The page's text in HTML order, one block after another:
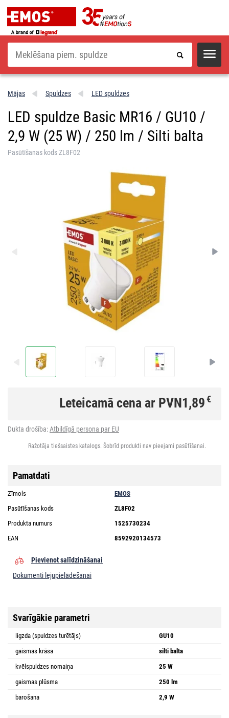
Meklēšana
Mājas Spuldzes LED spuldzes
LED spuldze Basic MR16 / GU10 /
2,9 W (25 W) / 250 lm / Silti balta
Pasūtīšanas kods ZL8F02
Leteicamā cena ar PVN1,89€
Dukta drošība:Atbildīgā persona par EU
Ražotāja tiešsaistes katalogs. Šobrīd produkti nav pieejami pasūtīšanai.
Pamatdati
Zīmols
EMOS
Pasūtīšanas kods
ZL8F02
Produkta numurs
1525730234
EAN
8592920134573
Pievienot salīdzināšanai
Dokumenti lejupielādēšanai
Svarīgākie parametri
ligzda (spuldzes turētājs)
GU10
gaismas krāsa
silti balta
kvēlspuldzes nomaiņa
25 W
gaismas plūsma
250 lm
barošana
2,9 W